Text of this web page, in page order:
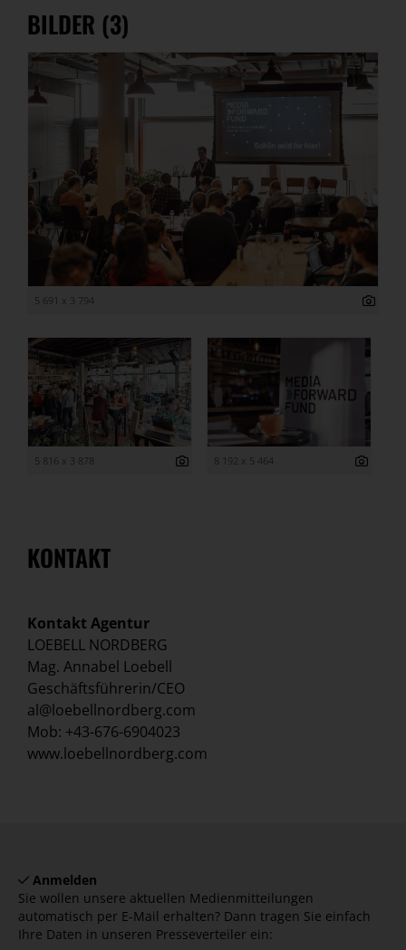
BILDER (3)
5 691 x 3 794
5 816 x 3 878 8 192 x 5 464
KONTAKT
Kontakt Agentur
LOEBELL NORDBERG
Mag. Annabel Loebell
Geschäftsführerin/CEO
al@loebellnordberg.com
Mob: +43-676-6904023
www.loebellnordberg.com
Anmelden
Sie wollen unsere aktuellen Medienmitteilungen
automatisch per E-Mail erhalten? Dann tragen Sie einfach
Ihre Daten in unseren Presseverteiler ein: